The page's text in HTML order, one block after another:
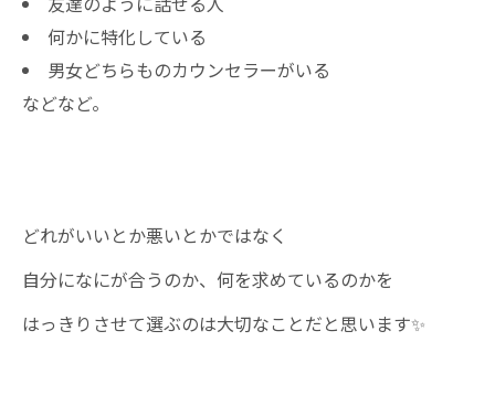
何かに特化している
男女どちらものカウンセラーがいる
などなど。
どれがいいとか悪いとかではなく
自分になにが合うのか、何を求めているのかを
はっきりさせて選ぶのは大切なことだと思います✨